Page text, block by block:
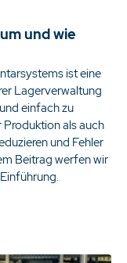
und wie
ist eine
Lagerverwaltung
einfach zu
als auch
und Fehler
Beitrag werfen wir